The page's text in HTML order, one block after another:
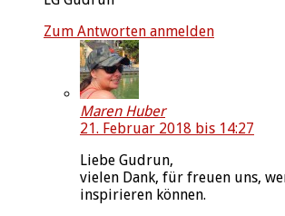
Zum Antworten anmelden
Maren Huber
21. Februar 2018 bis 14:27
Liebe Gudrun,
vielen Dank, für freuen uns,
inspirieren können.